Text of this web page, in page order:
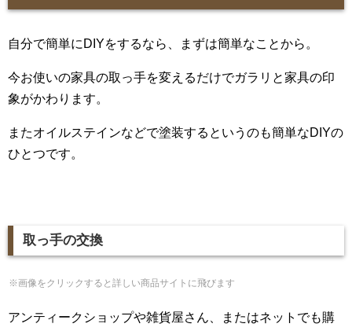
自分で簡単にDIYをするなら、まずは簡単なことから。
今お使いの家具の取っ手を変えるだけでガラリと家具の印
象がかわります。
またオイルステインなどで塗装するというのも簡単なDIYの
ひとつです。
取っ手の交換
※画像をクリックすると詳しい商品サイトに飛びます
アンティークショップや雑貨屋さん、またはネットでも購